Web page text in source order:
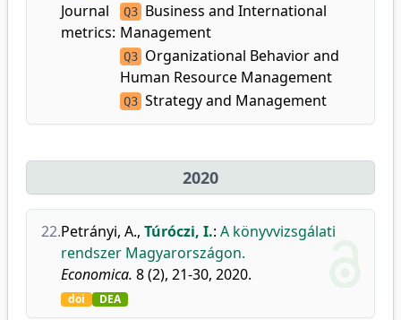
Journal
metrics:
Q3 Business and International
Management
Q3 Organizational Behavior and
Human Resource Management
Q3 Strategy and Management
2020
22.Petrányi, A., Túróczi, I.: A könyvvizsgálati
rendszer Magyarországon.
Economica. 8 (2), 21-30, 2020.
doi DEA